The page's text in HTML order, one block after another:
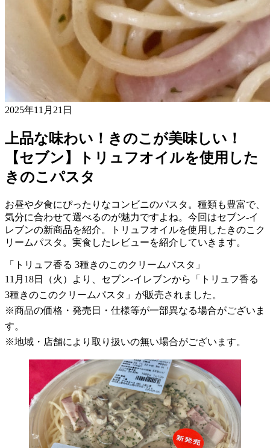
2025年11月21日
上品な味わい！きのこが美味しい！
【セブン】トリュフオイルを使用した
きのこパスタ
お昼や夕食にぴったりなコンビニのパスタ。種類も豊富で、
気分に合わせて選べるのが魅力ですよね。今回はセブン-イ
レブンの新商品を紹介。トリュフオイルを使用したきのこク
リームパスタ。実食したレビューを紹介していきます。
「トリュフ香る 3種きのこのクリームパスタ」
11月18日（火）より、セブン-イレブンから「トリュフ香る
3種きのこのクリームパスタ」が販売されました。
※商品の価格・発売日・仕様等が一部異なる場合がございま
す。
※地域・店舗により取り扱いの無い場合がございます。